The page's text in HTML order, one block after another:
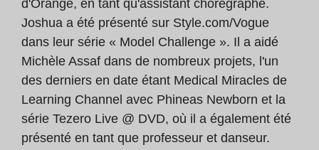
d'Orange, en tant qu'assistant chorégraphe.
Joshua a été présenté sur Style.com/Vogue
dans leur série « Model Challenge ». Il a aidé
Michèle Assaf dans de nombreux projets, l'un
des derniers en date étant Medical Miracles de
Learning Channel avec Phineas Newborn et la
série Tezero Live @ DVD, où il a également été
présenté en tant que professeur et danseur.